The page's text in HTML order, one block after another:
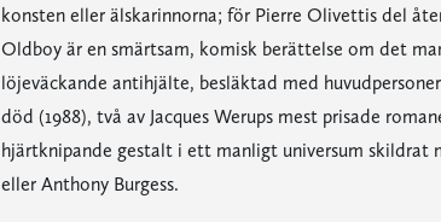
konsten eller älskarinnorna; för Pierre Olivettis del
Oldboy är en smärtsam, komisk berättelse om det
löjeväckande antihjälte, besläktad med
död (1988), två av Jacques Werups mest prisade
hjärtknipande gestalt i ett manligt universum
eller Anthony Burgess.